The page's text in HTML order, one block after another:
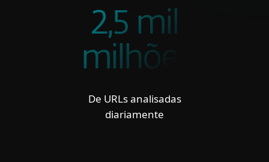
2,5 mil
milhões
De URLs analisadas
diariamente